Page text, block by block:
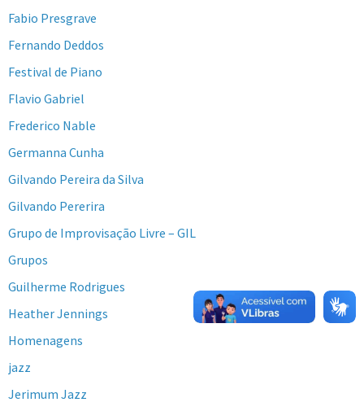
Fabio Presgrave
Fernando Deddos
Festival de Piano
Flavio Gabriel
Frederico Nable
Germanna Cunha
Gilvando Pereira da Silva
Gilvando Pererira
Grupo de Improvisação Livre – GIL
Grupos
Guilherme Rodrigues
Heather Jennings
Homenagens
jazz
Jerimum Jazz